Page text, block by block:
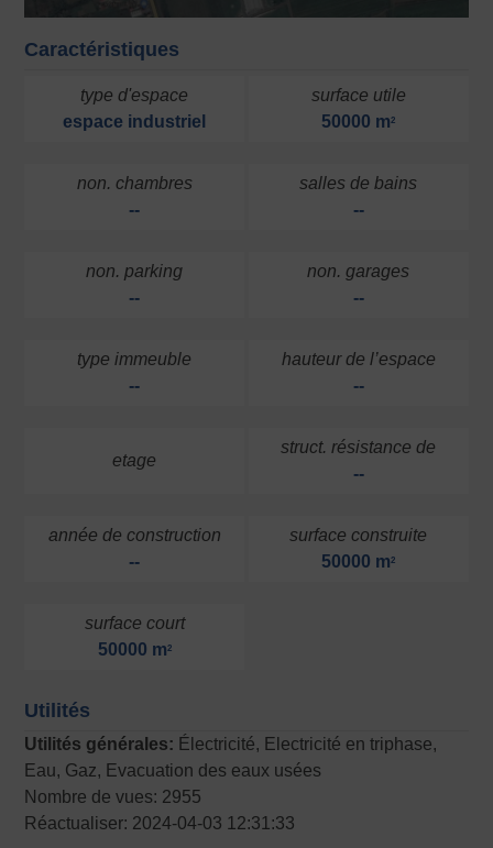
Caractéristiques
type d'espace
espace industriel
surface utile
50000 m2
non. chambres
--
salles de bains
--
non. parking
--
non. garages
--
type immeuble
--
hauteur de l’espace
--
etage
struct. résistance de
--
année de construction
--
surface construite
50000 m2
surface court
50000 m2
Utilités
Utilités générales: Électricité, Electricité en triphase,
Eau, Gaz, Evacuation des eaux usées
Nombre de vues: 2955
Réactualiser: 2024-04-03 12:31:33